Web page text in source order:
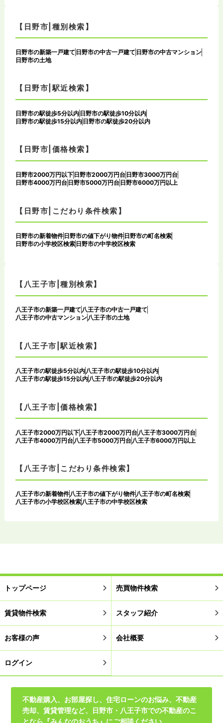
【日野市|種別検索】
日野市の新築一戸建て 日野市の中古一戸建て 日野市の中古マンション
日野市の土地
【日野市|駅近検索】
日野市の駅徒歩5分以内 日野市の駅徒歩10分以内
日野市の駅徒歩15分以内 日野市の駅徒歩20分以内
【日野市|価格検索】
日野市2000万円以下 日野市2000万円台 日野市3000万円台
日野市4000万円台 日野市5000万円台 日野市6000万円以上
【日野市|こだわり条件検索】
日野市の新着物件 日野市の値下がり物件 日野市の町名検索
日野市の小学校区検索 日野市の中学校区検索
【八王子市|種別検索】
八王子市の新築一戸建て 八王子市の中古一戸建て
八王子市の中古マンション 八王子市の土地
【八王子市|駅近検索】
八王子市の駅徒歩5分以内八王子市の駅徒歩10分以内
八王子市の駅徒歩15分以内八王子市の駅徒歩20分以内
【八王子市|価格検索】
八王子市2000万円以下 八王子市2000万円台 八王子市3000万円台
八王子市4000万円台 八王子市5000万円台 八王子市6000万円以上
【八王子市|こだわり条件検索】
八王子市の新着物件 八王子市の値下がり物件 八王子市の町名検索
八王子市の小学校区検索 八王子市の中学校区検索
トップページ 売買物件検索
賃貸物件検索 スタッフ紹介
お客様の声 会社概要
ログイン
不動産購入、お部屋探し、住宅ローンのお悩み、不動産
売却、賃貸管理など、日野市・八王子市での不動産のこ
となら『みんなのおうち』にご相談ください。